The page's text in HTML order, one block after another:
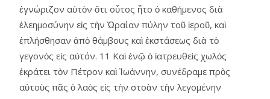
ἐγνώριζον αὐτὸν ὅτι οὗτος ἦτο ὁ καθήμενος διὰ
ἐλεημοσύνην εἰς τὴν Ὡραίαν πύλην τοῦ ἱεροῦ, καὶ
ἐπλήσθησαν ἀπὸ θάμβους καὶ ἐκστάσεως διὰ τὸ
γεγονὸς εἰς αὐτόν. 11 Καὶ ἐνῷ ὁ ἰατρευθεὶς χωλὸς
ἐκράτει τὸν Πέτρον καὶ Ἰωάννην, συνέδραμε πρὸς
αὐτοὺς πᾶς ὁ λαὸς εἰς τὴν στοὰν τὴν λεγομένην